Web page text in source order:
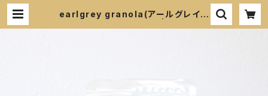
earlgrey granola(アールグレイグ